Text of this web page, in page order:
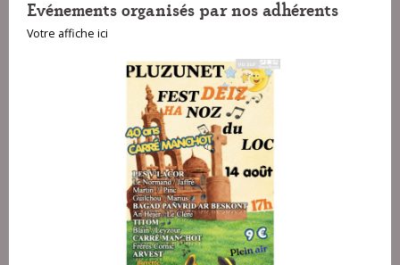
Evénements organisés par nos adhérents
Votre affiche ici